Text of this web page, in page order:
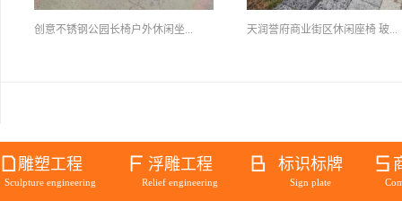
创意不锈钢公园长椅户外休闲坐... 天润誉府商业街区休闲座椅 玻...
雕塑工程
Sculpture engineering
浮雕工程
Relief engineering
标识标牌
Sign plate